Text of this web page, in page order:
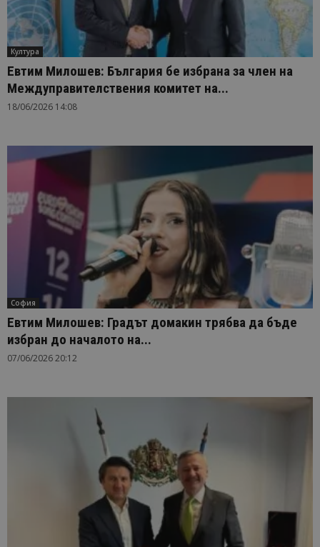
Култура
Евтим Милошев: България бе избрана за член на
Междуправителствения комитет на...
18/06/2026 14:08
София
Евтим Милошев: Градът домакин трябва да бъде
избран до началото на...
07/06/2026 20:12